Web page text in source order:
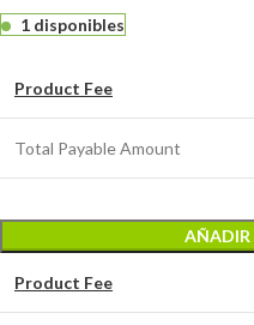
1 disponibles
Product Fee
Total Payable Amount
AÑADIR
Product Fee